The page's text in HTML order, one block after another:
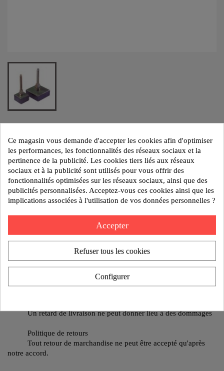
Modèle : SUPPORT P060 60X60 M12 240KG
Poids:0 kg
Reference:63 35 03000
AJOUTER AU DEVIS
Politique de sécurité
Nos produits sont garantis contre tout vice de fabrication
Un retard de livraison ne peut donner lieu à des dommages
Politique de retours
Tout retour de marchandise ne peut être accepté qu'après
notre accord.
Ce magasin vous demande d'accepter les cookies afin d'optimiser
les performances, les fonctionnalités des réseaux sociaux et la
pertinence de la publicité. Les cookies tiers liés aux réseaux
sociaux et à la publicité sont utilisés pour vous offrir des
fonctionnalités optimisées sur les réseaux sociaux, ainsi que des
publicités personnalisées. Acceptez-vous ces cookies ainsi que les
implications associées à l'utilisation de vos données personnelles ?
Accepter
Refuser tous les cookies
Configurer